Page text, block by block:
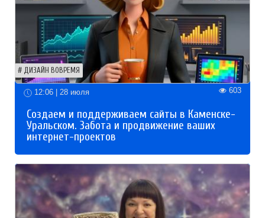
ДИЗАЙН ВОВРЕМЯ
12:06 | 28 июля 603
Создаем и поддерживаем сайты в Каменске-
Уральском. Забота и продвижение ваших
интернет-проектов